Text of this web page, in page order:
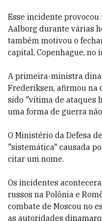
Esse incidente
Aalborg durante várias
também motivou o
capital, Copenhague, no
A primeira-ministra
Frederiksen, afirmou na
sido "vítima de ataques
uma forma de guerra
O Ministério da Defesa
"sistemática" causada
citar um nome.
Os incidentes
russos na Polônia e
combate de Moscou no
as autoridades